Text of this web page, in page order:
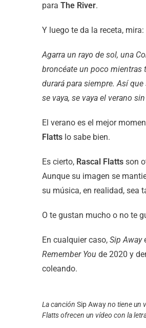
para The River.
Y luego te da la receta, mira:
Agarra un rayo de sol, una
broncéate un poco mientras
durará para siempre. Así
se vaya, se vaya el verano
El verano es el mejor
Flatts lo sabe bien.
Es cierto, Rascal Flatts son
Aunque su imagen se
su música, en realidad, sea
O te gustan mucho o no te
En cualquier caso, Sip Away
Remember You de 2020 y
coleando.
La canción Sip Awayno tiene un
Flatts ofrecen un vídeo con la